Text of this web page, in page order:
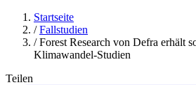
Startseite
/ Fallstudien
/ Forest Research von Defra erhält
Klimawandel-Studien
Teilen